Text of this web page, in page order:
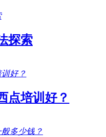
探索
点培训好？